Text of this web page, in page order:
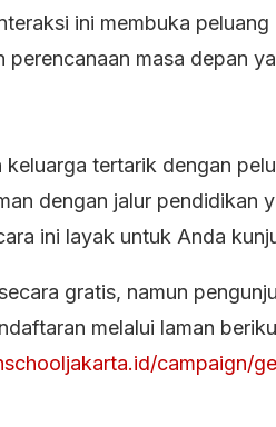
ini membuka peluang
perencanaan masa depan
keluarga tertarik dengan
dengan jalur pendidikan
ini layak untuk Anda
gratis, namun
melalui laman
campaign/